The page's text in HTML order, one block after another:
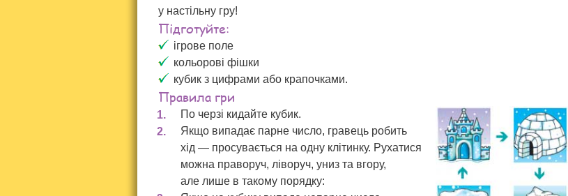
у настільну гру!
Підготуйте:
ігрове поле
кольорові фішки
кубик з цифрами або крапочками.
Правила гри
По черзі кидайте кубик.
Якщо випадає парне число, гравець робить
хід — просувається на одну клітинку. Рухатися
можна праворуч, ліворуч, униз та вгору,
але лише в такому порядку: